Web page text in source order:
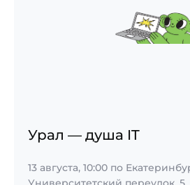
Урал — душа IT
13 августа, 10:00 по